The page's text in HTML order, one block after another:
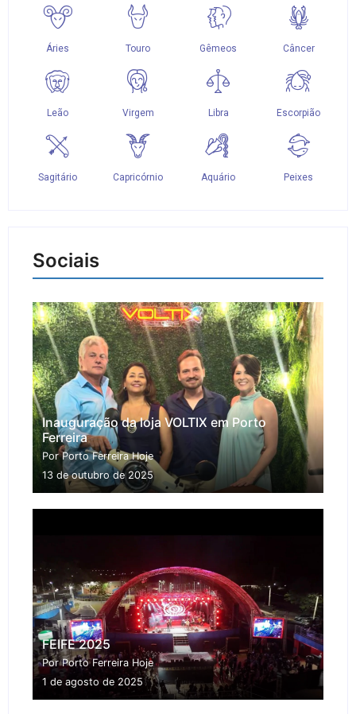
Sociais
Inauguração da loja VOLTIX em Porto
Ferreira
Por Porto Ferreira Hoje
13 de outubro de 2025
FEIFE 2025
Por Porto Ferreira Hoje
1 de agosto de 2025